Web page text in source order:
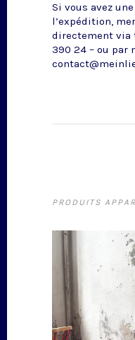
Si vous avez
l’expédition,
directement via
390 24 – ou par
PRODUITS